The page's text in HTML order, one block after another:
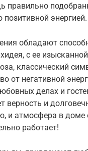
правильно
энергией.
обладают
с ее
классический
от негативной
делах и
верность и
и атмосфера в доме
работает!